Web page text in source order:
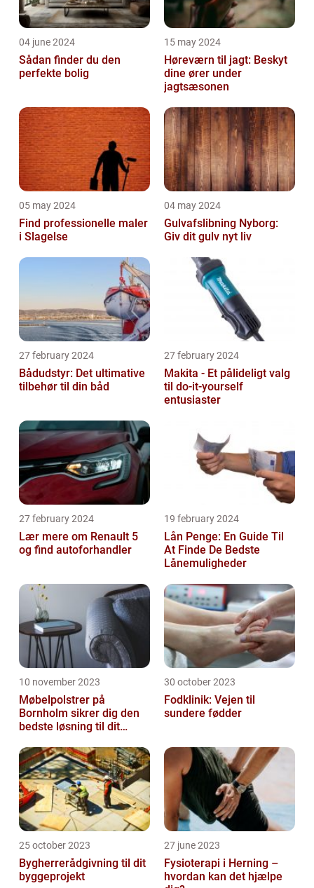
04 june 2024
Sådan finder du den
perfekte bolig
15 may 2024
Høreværn til jagt: Beskyt
dine ører under
jagtsæsonen
05 may 2024
Find professionelle maler
i Slagelse
04 may 2024
Gulvafslibning Nyborg:
Giv dit gulv nyt liv
27 february 2024
Bådudstyr: Det ultimative
tilbehør til din båd
27 february 2024
Makita - Et pålideligt valg
til do-it-yourself
entusiaster
27 february 2024
Lær mere om Renault 5
og find autoforhandler
19 february 2024
Lån Penge: En Guide Til
At Finde De Bedste
Lånemuligheder
10 november 2023
Møbelpolstrer på
Bornholm sikrer dig den
bedste løsning til dit
30 october 2023
Fodklinik: Vejen til
sundere fødder
25 october 2023
Bygherrerådgivning til dit
byggeprojekt
27 june 2023
Fysioterapi i Herning –
hvordan kan det hjælpe